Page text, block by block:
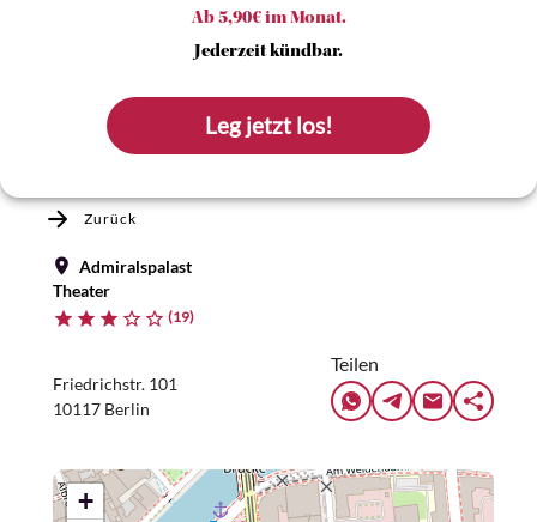
Ab 5,90€ im Monat.
Jederzeit kündbar.
Leg jetzt los!
Zurück
Admiralspalast
Theater
(19)
Friedrichstr. 101
10117 Berlin
Teilen
+